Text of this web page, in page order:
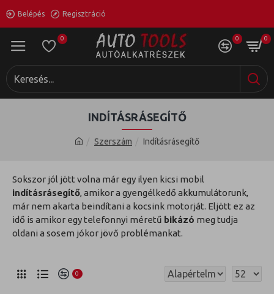
Belépés Regisztráció
0 0 0
Szerszám Indításrásegítő
INDÍTÁSRÁSEGÍTŐ
Sokszor jól jött volna már egy ilyen kicsi mobil
indításrásegítő, amikor a gyengélkedő akkumulátorunk,
már nem akarta beindítani a kocsink motorját. Eljött ez az
idő is amikor egy telefonnyi méretű bikázó meg tudja
oldani a sosem jókor jövő problémankat.
0